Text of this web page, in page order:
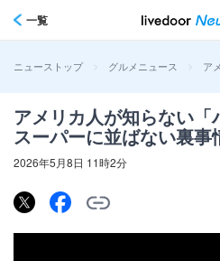
一覧
ニューストップ > グルメニュース > ア
アメリカ人が知らない「
スーパーに並ばない裏事
2026年5月8日 11時2分